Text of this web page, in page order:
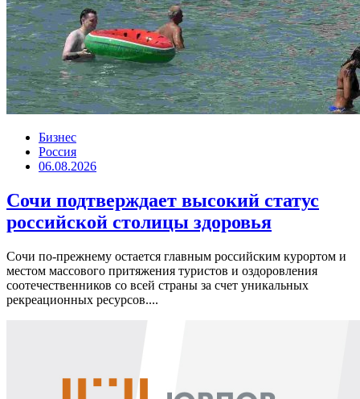
Бизнес
Россия
06.08.2026
Сочи подтверждает высокий статус
российской столицы здоровья
Сочи по-прежнему остается главным российским курортом и
местом массового притяжения туристов и оздоровления
соотечественников со всей страны за счет уникальных
рекреационных ресурсов....